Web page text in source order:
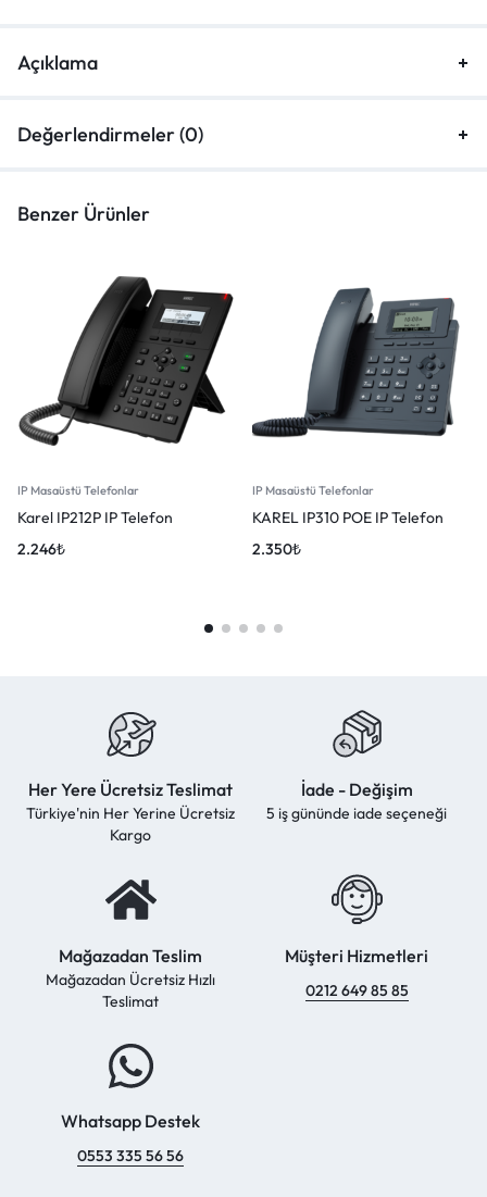
Açıklama
Değerlendirmeler (0)
Benzer Ürünler
IP Masaüstü Telefonlar
Karel IP212P IP Telefon
2.246₺
IP Masaüstü Telefonlar
KAREL IP310 POE IP Telefon
2.350₺
Her Yere Ücretsiz Teslimat
Türkiye'nin Her Yerine Ücretsiz
Kargo
İade - Değişim
5 iş gününde iade seçeneği
Mağazadan Teslim
Mağazadan Ücretsiz Hızlı
Teslimat
Müşteri Hizmetleri
0212 649 85 85
Whatsapp Destek
0553 335 56 56